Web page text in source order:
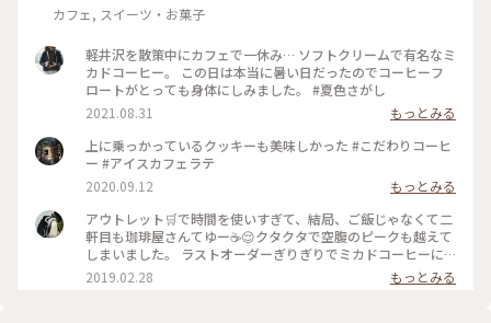
カフェ, スイーツ・お菓子
軽井沢を散策中にカフェで一休み… ソフトクリームで有名なミ
カドコーヒー。 この日は本当に暑い日だったのでコーヒーフ
ロートがとっても身体にしみました。 #夏色さがし
2021.08.31
もっとみる
上に乗っかっているクッキーも美味しかった #こだわりコーヒ
ー #アイスカフェラテ
2020.09.12
もっとみる
アウトレット🛒で時間を使いすぎて、結局、ご飯じゃなくて二
軒目も珈琲屋さんてゆー☕️😌クタクタで空腹のピークも越えて
しまいました。 ラストオーダーぎりぎりでミカドコーヒーに
すべり込み。 ｢ここは常連さんの席なので、普段は中々ご案内
出来ないんですよ～☺️｣って。これから暖かくなってくるとほ
2019.02.28 もっとみる